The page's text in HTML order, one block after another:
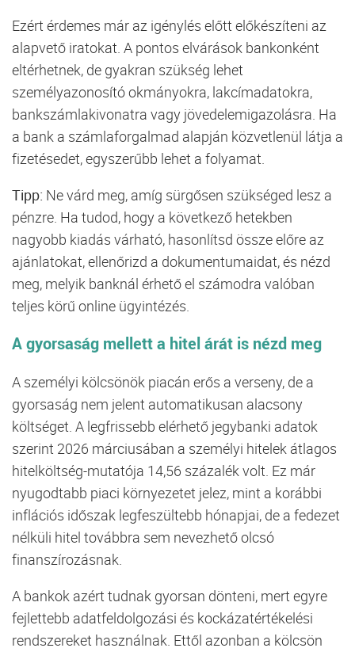
Ezért érdemes már az igénylés előtt előkészíteni az
alapvető iratokat. A pontos elvárások bankonként
eltérhetnek, de gyakran szükség lehet
személyazonosító okmányokra, lakcímadatokra,
bankszámlakivonatra vagy jövedelemigazolásra. Ha
a bank a számlaforgalmad alapján közvetlenül látja a
fizetésedet, egyszerűbb lehet a folyamat.
Tipp: Ne várd meg, amíg sürgősen szükséged lesz a
pénzre. Ha tudod, hogy a következő hetekben
nagyobb kiadás várható, hasonlítsd össze előre az
ajánlatokat, ellenőrizd a dokumentumaidat, és nézd
meg, melyik banknál érhető el számodra valóban
teljes körű online ügyintézés.
A gyorsaság mellett a hitel árát is nézd meg
A személyi kölcsönök piacán erős a verseny, de a
gyorsaság nem jelent automatikusan alacsony
költséget. A legfrissebb elérhető jegybanki adatok
szerint 2026 márciusában a személyi hitelek átlagos
hitelköltség-mutatója 14,56 százalék volt. Ez már
nyugodtabb piaci környezetet jelez, mint a korábbi
inflációs időszak legfeszültebb hónapjai, de a fedezet
nélküli hitel továbbra sem nevezhető olcsó
finanszírozásnak.
A bankok azért tudnak gyorsan dönteni, mert egyre
fejlettebb adatfeldolgozási és kockázatértékelési
rendszereket használnak. Ettől azonban a kölcsön